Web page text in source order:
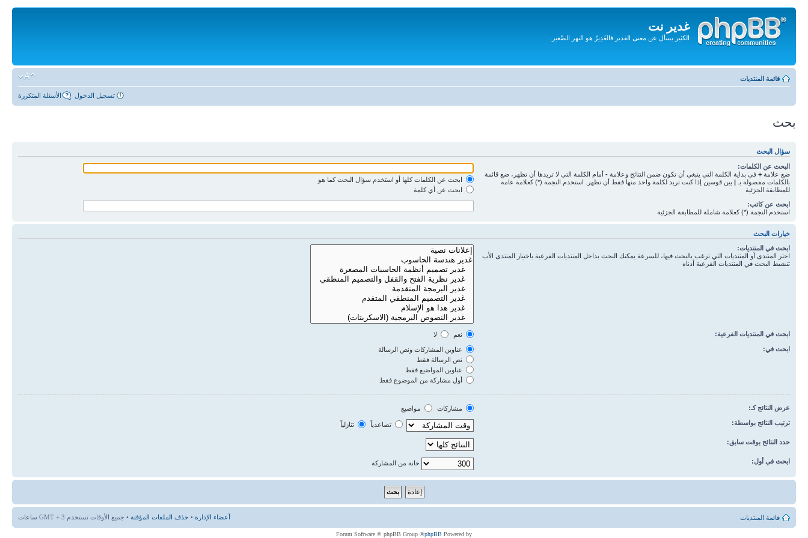
غدير نت
الكثير يسأل عن معنى الغدير فالغَدِيرُ هو النهر الصَّغير.
المحتويات
قائمة المنتديات
الأسئلة المتكررة تسجيل الدخول
بحث
سؤال البحث
البحث عن الكلمات:
ضع علامة + في بداية الكلمة التي ينبغي أن تكون ضمن النتائج وعلامة - أمام الكلمة التي لا تريدها أن تظهر، ضع قائمة
بالكلمات مفصولة بـ | بين قوسين إذا كنت تريد لكلمة واحد منها فقط أن تظهر. استخدم النجمة (*) كعلامة عامة
للمطابقة الجزئية
ابحث عن الكلمات كلها أو استخدم سؤال البحث كما هو
ابحث عن أي كلمة
ابحث عن كاتب:
استخدم النجمة (*) كعلامة شاملة للمطابقة الجزئية
خيارات البحث
ابحث في المنتديات:
اختر المنتدى أو المنتديات التي ترغب بالبحث فيها، للسرعة يمكنك البحث بداخل المنتديات الفرعية باختيار المنتدى الأب
تنشيط البحث في المنتديات الفرعية أدناه
ابحث في المنتديات الفرعية: نعم
لا
ابحث في:
عناوين المشاركات ونص الرسالة
نص الرسالة فقط
عناوين المواضيع فقط
أول مشاركة من الموضوع فقط
عرض النتائج كـ: مشاركات
مواضيع
ترتيب النتائج بواسطة:
تصاعدياً تنازلياً
حدد النتائج بوقت سابق:
ابحث في أول: خانة من المشاركة
قائمة المنتديات أعضاء الإدارة • حذف الملفات المؤقتة • جميع الأوقات تستخدم GMT + 3 ساعات
Powered by
phpBB
® Forum Software © phpBB Group